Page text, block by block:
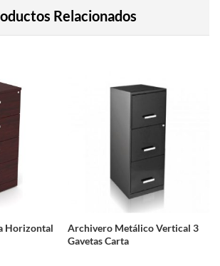
Relacionados
Horizontal
Archivero Metálico Vertical 3
Gavetas Carta